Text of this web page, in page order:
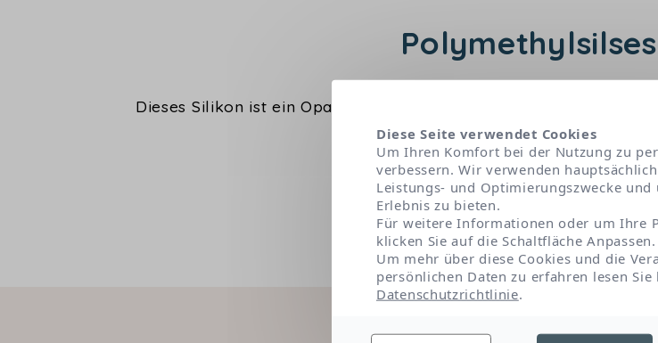
Dieses Silikon ist ein Opazifizierer, der das transparente
den Teint zu färben oder
Diese Seite verwendet Cookies
Um Ihren Komfort bei der Nutzung zu
verbessern. Wir verwenden
Leistungs- und Optimierungszwecke und
Erlebnis zu bieten.
Für weitere Informationen oder um Ihre
klicken Sie auf die Schaltfläche Anpassen.
Um mehr über diese Cookies und die
persönlichen Daten zu erfahren lesen
Datenschutzrichtlinie.